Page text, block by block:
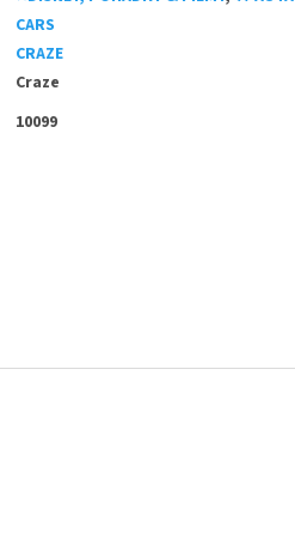
CARS
CRAZE
Craze
10099